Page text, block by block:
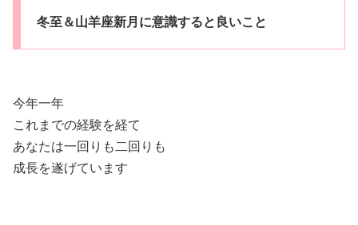
冬至＆山羊座新月に意識すると良いこと
今年一年
これまでの経験を経て
あなたは一回りも二回りも
成長を遂げています